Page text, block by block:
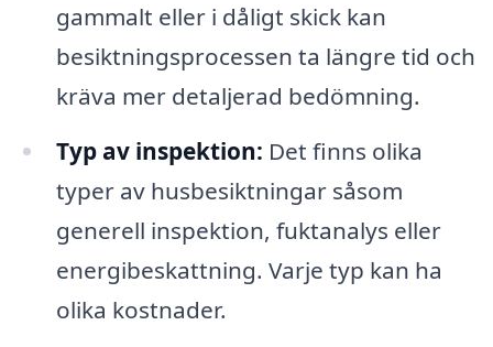
gammalt eller i dåligt skick kan
besiktningsprocessen ta längre tid och
kräva mer detaljerad bedömning.
Typ av inspektion: Det finns olika
typer av husbesiktningar såsom
generell inspektion, fuktanalys eller
energibeskattning. Varje typ kan ha
olika kostnader.